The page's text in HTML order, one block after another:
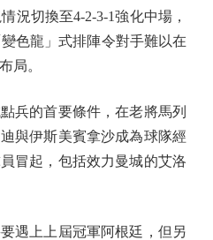
況切換至4-2-3-1強化中場，
色龍」式排陣令對手難以在
局。
的首要條件，在老將馬列
與伊斯美賓拿沙成為球隊經
冒起，包括效力曼城的艾洛
上上屆冠軍阿根廷，但另